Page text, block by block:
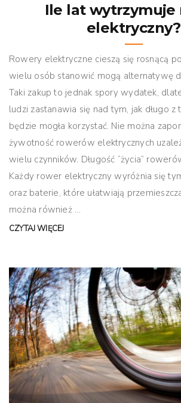
Ile lat wytrzymuje
elektryczny?
Rowery elektryczne cieszą się rosnącą
wielu osób stanowić mogą alternatywę
Taki zakup to jednak spory wydatek,
ludzi zastanawia się nad tym, jak długo
będzie mogła korzystać. Nie można
żywotność rowerów elektrycznych
wielu czynników. Długość “życia”
Każdy rower elektryczny wyróżnia się
oraz baterie, które ułatwiają
można również ...
CZYTAJ WIĘCEJ